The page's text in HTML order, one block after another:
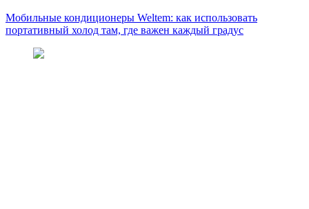
Мобильные кондиционеры Weltem: как использовать
портативный холод там, где важен каждый градус